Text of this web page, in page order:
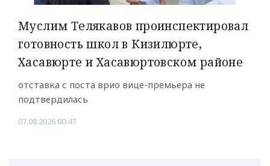
Муслим Телякавов проинспектировал
готовность школ в Кизилюрте,
Хасавюрте и Хасавюртовском районе
отставка с поста врио вице-премьера не
подтвердилась
07.08.2026 00:47